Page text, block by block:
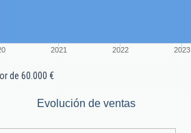
2021 2022 2023
de 60.000 €
Evolución de ventas